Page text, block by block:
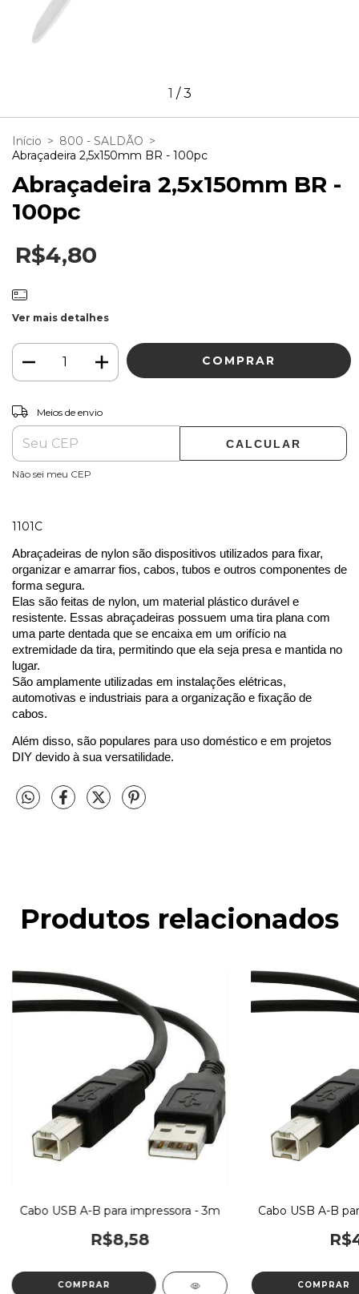
1 /3
Início > 800 - SALDÃO >
Abraçadeira 2,5x150mm BR - 100pc
Abraçadeira 2,5x150mm BR -
100pc
R$4,80
Ver mais detalhes
Entregas para o CEP:
Meios de envio
CALCULAR
Não sei meu CEP
1101C
Abraçadeiras de nylon são dispositivos utilizados para fixar,
organizar e amarrar fios, cabos, tubos e outros componentes de
forma segura.
Elas são feitas de nylon, um material plástico durável e
resistente. Essas abraçadeiras possuem uma tira plana com
uma parte dentada que se encaixa em um orifício na
extremidade da tira, permitindo que ela seja presa e mantida no
lugar.
São amplamente utilizadas em instalações elétricas,
automotivas e industriais para a organização e fixação de
cabos.
Além disso, são populares para uso doméstico e em projetos
DIY devido à sua versatilidade.
Produtos relacionados
Cabo USB A-B para impressora - 3m
R$8,58
Cabo USB A-B